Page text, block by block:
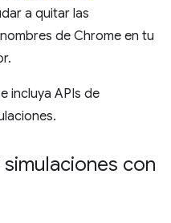
a quitar las
de Chrome en tu
incluya APIs de
con